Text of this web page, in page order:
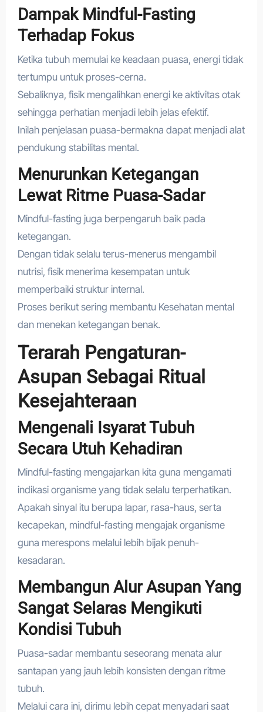
Dampak Mindful-Fasting
Terhadap Fokus
Ketika tubuh memulai ke keadaan puasa, energi tidak
tertumpu untuk proses-cerna.
Sebaliknya, fisik mengalihkan energi ke aktivitas otak
sehingga perhatian menjadi lebih jelas efektif.
Inilah penjelasan puasa-bermakna dapat menjadi alat
pendukung stabilitas mental.
Menurunkan Ketegangan
Lewat Ritme Puasa-Sadar
Mindful-fasting juga berpengaruh baik pada
ketegangan.
Dengan tidak selalu terus-menerus mengambil
nutrisi, fisik menerima kesempatan untuk
memperbaiki struktur internal.
Proses berikut sering membantu Kesehatan mental
dan menekan ketegangan benak.
Terarah Pengaturan-
Asupan Sebagai Ritual
Kesejahteraan
Mengenali Isyarat Tubuh
Secara Utuh Kehadiran
Mindful-fasting mengajarkan kita guna mengamati
indikasi organisme yang tidak selalu terperhatikan.
Apakah sinyal itu berupa lapar, rasa-haus, serta
kecapekan, mindful-fasting mengajak organisme
guna merespons melalui lebih bijak penuh-
kesadaran.
Membangun Alur Asupan Yang
Sangat Selaras Mengikuti
Kondisi Tubuh
Puasa-sadar membantu seseorang menata alur
santapan yang jauh lebih konsisten dengan ritme
tubuh.
Melalui cara ini, dirimu lebih cepat menyadari saat